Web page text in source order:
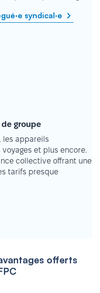
syndical·e
de groupe
les appareils
et plus encore.
collective offrant une
tarifs presque
offerts